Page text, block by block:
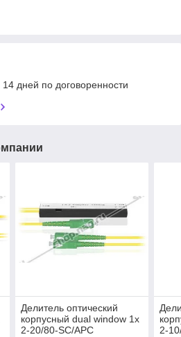
дней по договоренности
Делитель оптический
корпусный dual window 1х
2-20/80-SC/APC
2-